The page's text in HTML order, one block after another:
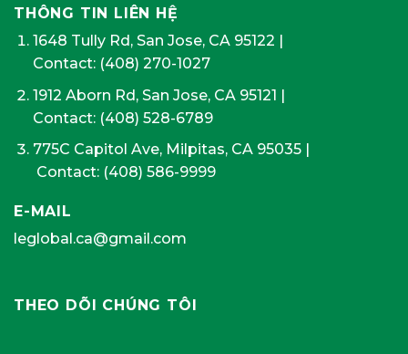
THÔNG TIN LIÊN HỆ
1648 Tully Rd, San Jose, CA 95122 |
Contact: (408) 270-1027
1912 Aborn Rd, San Jose, CA 95121 |
Contact: (408) 528-6789
775C Capitol Ave, Milpitas, CA 95035|
Contact: (408) 586-9999
E-MAIL
leglobal.ca@gmail.com
THEO DÕI CHÚNG TÔI